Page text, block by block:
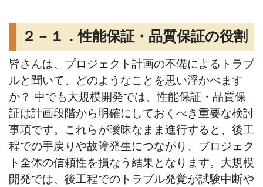
２－１．性能保証・品質保証の役割
皆さんは、プロジェクト計画の不備によるトラブ
ルと聞いて、どのようなことを思い浮かべます
か？ 中でも大規模開発では、性能保証・品質保
証は計画段階から明確にしておくべき重要な検討
事項です。これらが曖昧なまま進行すると、後工
程での手戻りや故障発生につながり、プロジェク
ト全体の信頼性を損なう結果となります。大規模
開発では、後工程でのトラブル発覚が試験中断や